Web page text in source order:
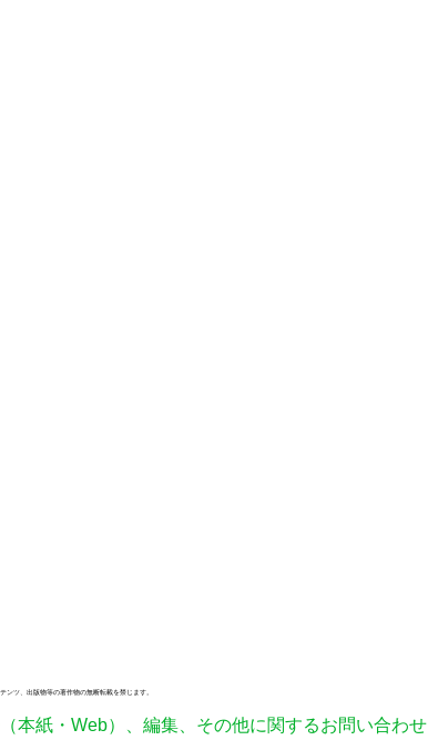
ンツ、出版物等の著作物の無断転載を禁じます。
本紙・Web）、編集、その他に関するお問い合わせ